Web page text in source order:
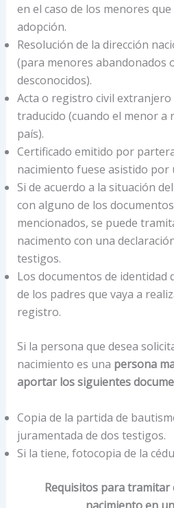
en el caso de los menores
adopción.
Resolución de la dirección
(para menores abandonados
desconocidos).
Acta o registro civil
traducido (cuando el menor
país).
Certificado emitido por
nacimiento fuese asistido por
Si de acuerdo a la situación
con alguno de los
mencionados, se puede
nacimento con una
testigos.
Los documentos de identidad
de los padres que vaya a
registro.
Si la persona que desea
nacimiento es una persona
aportar los siguientes
Copia de la partida de
juramentada de dos testigos.
Si la tiene, fotocopia de la
Requisitos para tramitar